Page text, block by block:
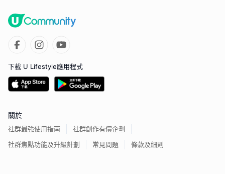
下載 U Lifestyle應用程式
關於
社群最強使用指南
社群創作有價企劃
社群焦點功能及升級計劃
常見問題 條款及細則